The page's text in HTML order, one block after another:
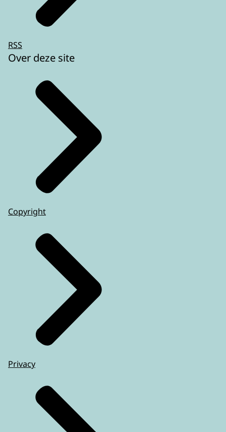
RSS
Over deze site
Copyright
Privacy